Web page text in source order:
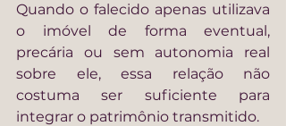
Quando o falecido apenas utilizava
o imóvel de forma eventual,
precária ou sem autonomia real
sobre ele, essa relação não
costuma ser suficiente para
integrar o patrimônio transmitido.